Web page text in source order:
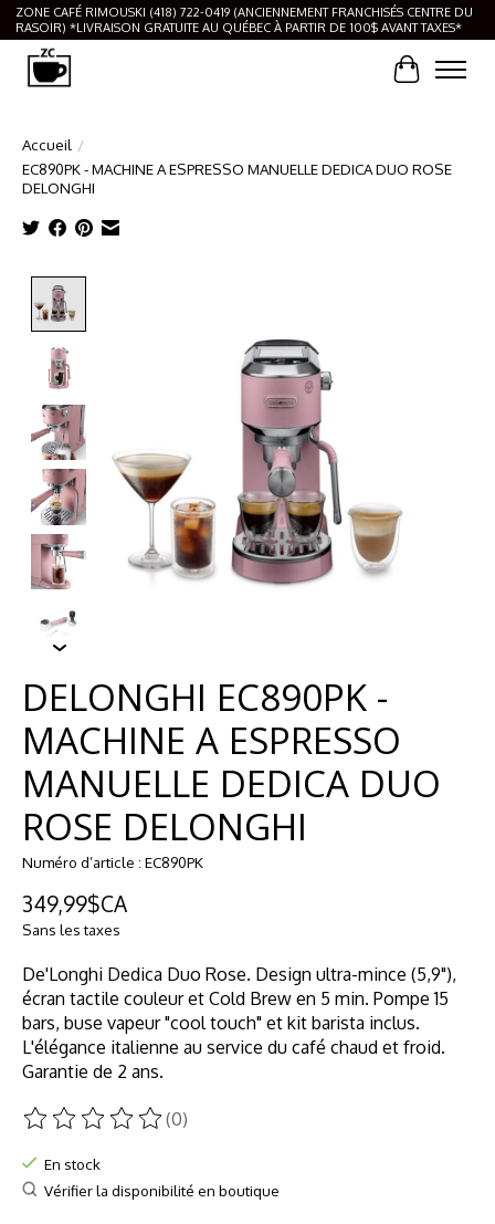
ZONE CAFÉ RIMOUSKI (418) 722-0419 (ANCIENNEMENT FRANCHISÉS CENTRE DU
RASOIR) *LIVRAISON GRATUITE AU QUÉBEC À PARTIR DE 100$ AVANT TAXES*
Panier
Accueil /
EC890PK - MACHINE A ESPRESSO MANUELLE DEDICA DUO ROSE
DELONGHI
DELONGHI EC890PK -
MACHINE A ESPRESSO
MANUELLE DEDICA DUO
ROSE DELONGHI
Numéro d’article : EC890PK
349,99$CA
Sans les taxes
De'Longhi Dedica Duo Rose. Design ultra-mince (5,9"),
écran tactile couleur et Cold Brew en 5 min. Pompe 15
bars, buse vapeur "cool touch" et kit barista inclus.
L'élégance italienne au service du café chaud et froid.
Garantie de 2 ans.
Ce produit est évalué à
(0)
En stock
Vérifier la disponibilité en boutique